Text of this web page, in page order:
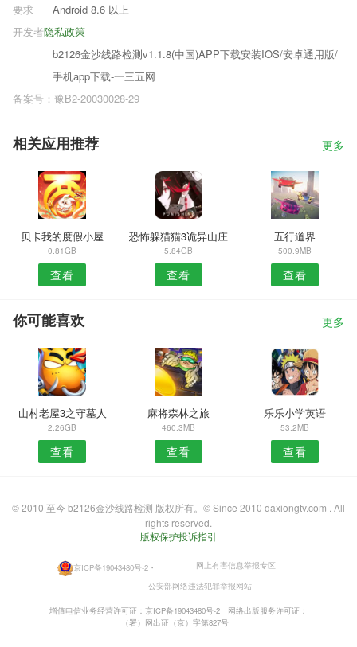
要求
Android 8.6 以上
隐私政策
开发者
b2126金沙线路检测v1.1.8(中国)APP下载安装IOS/安卓通用版/
手机app下载-一三五网
备案号：豫B2-20030028-29
相关应用推荐 更多
贝卡我的度假小屋
0.81GB
查看
恐怖躲猫猫3诡异山庄
5.84GB
查看
五行道界
500.9MB
查看
你可能喜欢 更多
山村老屋3之守墓人
2.26GB
查看
麻将森林之旅
460.3MB
查看
乐乐小学英语
53.2MB
查看
© 2010 至今 b2126金沙线路检测 版权所有。© Since 2010 daxiongtv.com . All
rights reserved.
版权保护投诉指引
京ICP备19043480号-2 ・
网上有害信息举报专区
公安部网络违法犯罪举报网站
增值电信业务经营许可证：京ICP备19043480号-2
网络出版服务许可证：
（署）网出证（京）字第827号